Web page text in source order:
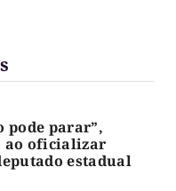
pode parar”,
ao oficializar
estadual